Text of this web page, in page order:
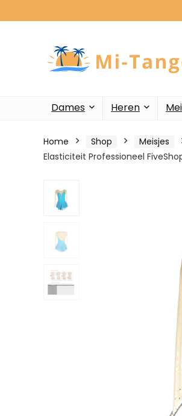
Dames Heren
Home Shop Meisjes
Elasticiteit Professioneel